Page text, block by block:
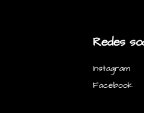
Redes
Instagram
Facebook